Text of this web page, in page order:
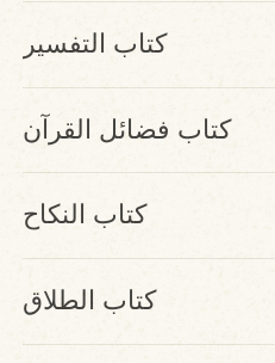
كتاب التفسير
كتاب فضائل القرآن
كتاب النكاح
كتاب الطلاق